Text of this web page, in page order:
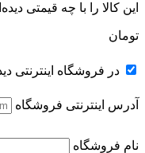
این کالا را با چه قیمتی
تومان
در فروشگاه اینترنتی
آدرس اینترنتی فروشگاه
نام فروشگاه